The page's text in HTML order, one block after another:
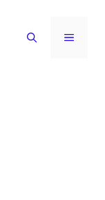
MENU